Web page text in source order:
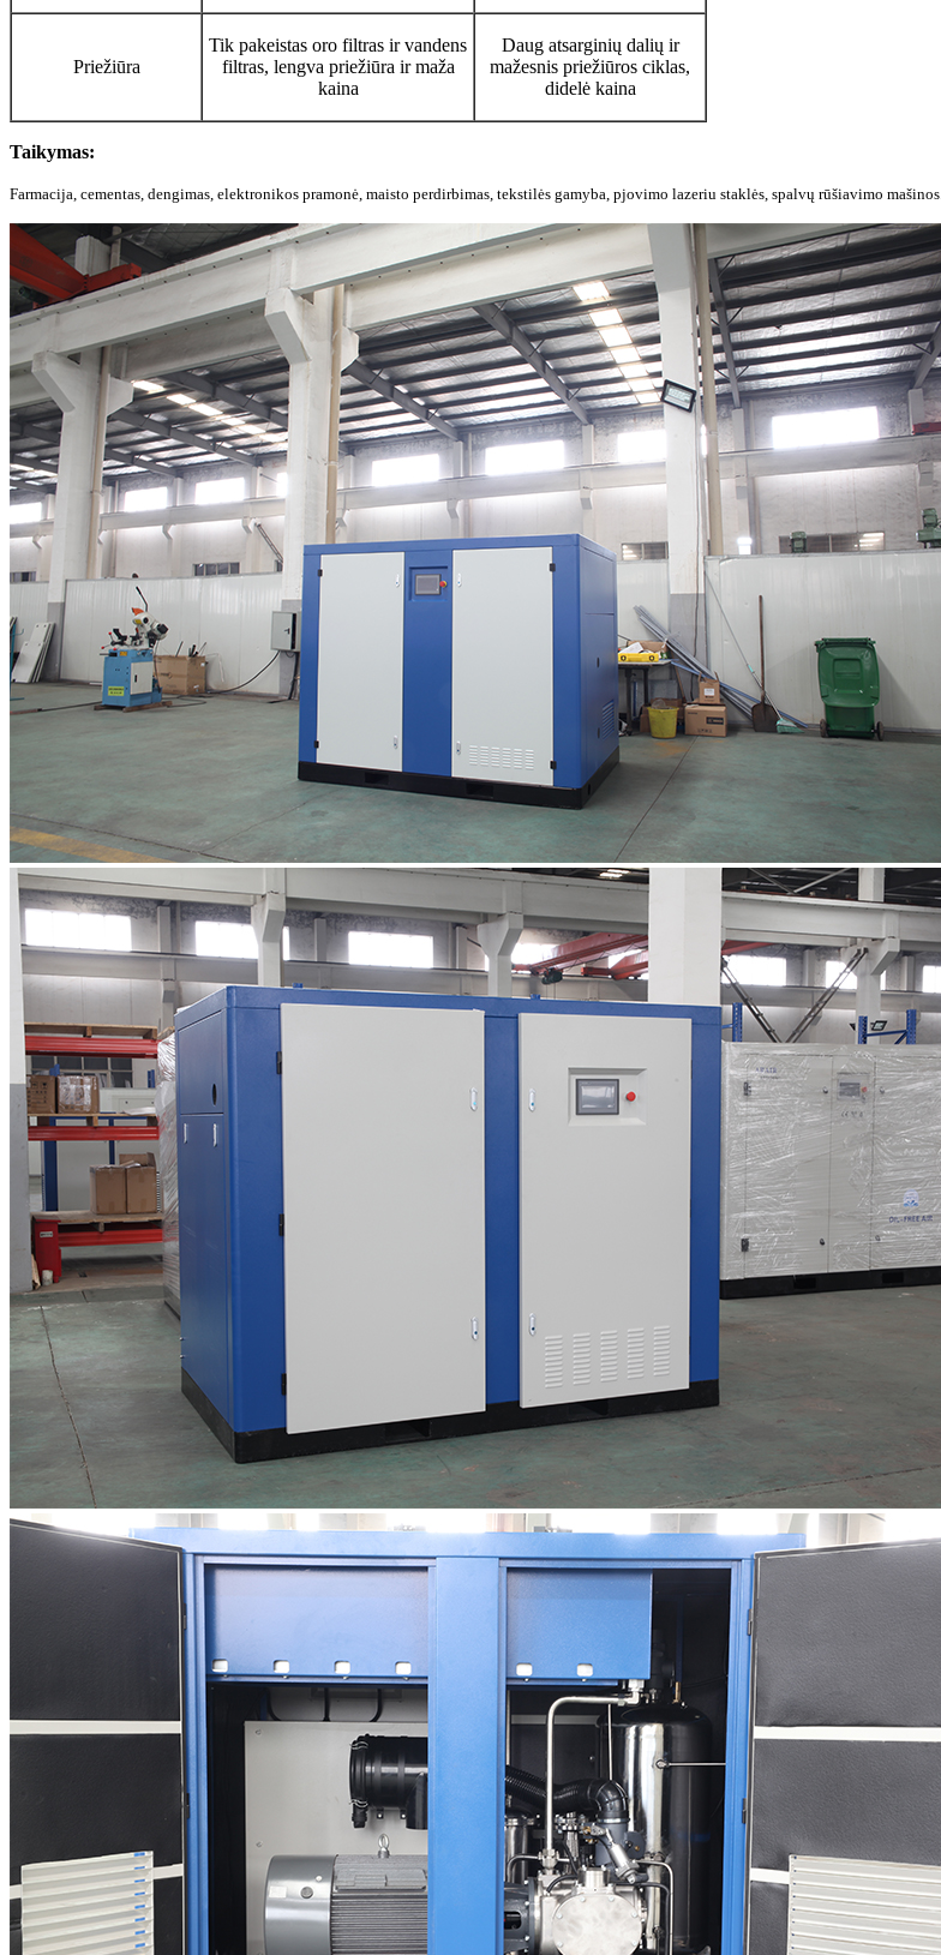
Priežiūra
Tik pakeistas oro filtras ir vandens
filtras, lengva priežiūra ir maža
kaina
Daug atsarginių dalių ir
mažesnis priežiūros ciklas,
didelė kaina
Taikymas:
Farmacija, cementas, dengimas, elektronikos pramonė, maisto perdirbimas, tekstilės gamyba, pjovimo lazeriu staklės, spalvų rūšiavimo mašinos.